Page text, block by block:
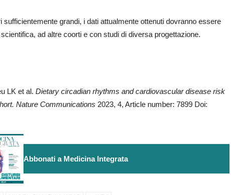
grandi, i dati attualmente ottenuti dovranno essere
ad altre coorti e con studi di diversa progettazione.
LK et al. Dietary circadian rhythms and cardiovascular disease risk
Nature Communications 2023, 4, Article number: 7899 Doi:
Abbonati a Medicina Integrata